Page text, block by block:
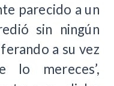
parecido a un
sin ningún
a su vez
mereces’,